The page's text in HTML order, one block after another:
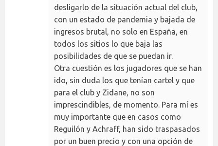
desligarlo de la situación actual del club,
con un estado de pandemia y bajada de
ingresos brutal, no solo en España, en
todos los sitios lo que baja las
posibilidades de que se puedan ir.
Otra cuestión es los jugadores que se han
ido, sin duda los que tenían cartel y que
para el club y Zidane, no son
imprescindibles, de momento. Para mí es
muy importante que en casos como
Reguilón y Achraff, han sido traspasados
por un buen precio y con una opción de